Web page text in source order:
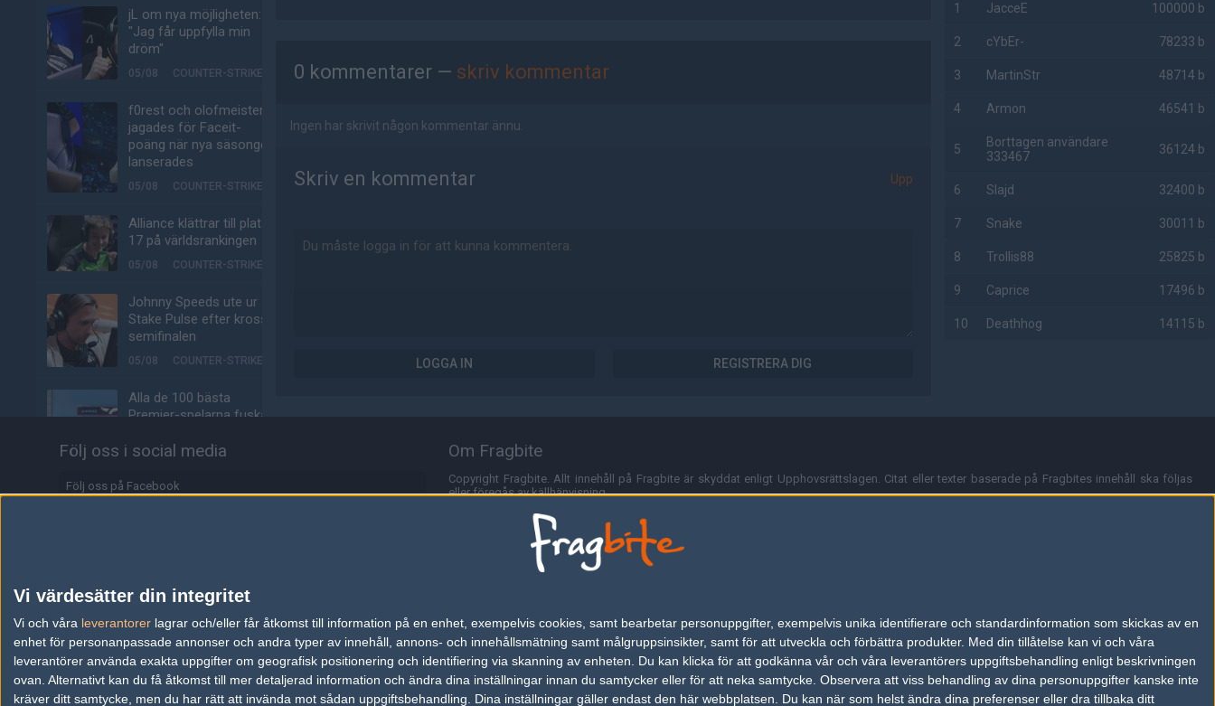
Vi värdesätter din integritet
Vi och våra leverantorer lagrar och/eller får åtkomst till information på en enhet, exempelvis cookies, samt bearbetar personuppgifter, exempelvis unika identifierare och standardinformation som skickas av en
enhet för personanpassade annonser och andra typer av innehåll, annons- och innehållsmätning samt målgruppsinsikter, samt för att utveckla och förbättra produkter. Med din tillåtelse kan vi och våra
leverantörer använda exakta uppgifter om geografisk positionering och identifiering via skanning av enheten. Du kan klicka för att godkänna vår och våra leverantörers uppgiftsbehandling enligt beskrivningen
ovan. Alternativt kan du få åtkomst till mer detaljerad information och ändra dina inställningar innan du samtycker eller för att neka samtycke. Observera att viss behandling av dina personuppgifter kanske inte
kräver ditt samtycke, men du har rätt att invända mot sådan uppgiftsbehandling. Dina inställningar gäller endast den här webbplatsen. Du kan när som helst ändra dina preferenser eller dra tillbaka ditt
jL om nya möjligheten:
"Jag får uppfylla min
dröm"
05/08 COUNTER-STRIKE
f0rest och olofmeister
jagades för Faceit-
poäng när nya säsongen
lanserades
05/08 COUNTER-STRIKE
Alliance klättrar till plats
17 på världsrankingen
05/08 COUNTER-STRIKE
Johnny Speeds ute ur
Stake Pulse efter kross i
semifinalen
05/08 COUNTER-STRIKE
Alla de 100 bästa
Premier-spelarna fuskar
05/08 COUNTER-STRIKE
Valves nya VR-
Tonåring släppte
skämtspel för 1 900 kr –
tjänade miljoner
04/08 ALLA SEKTIONER
Media: jL klar för Vitality
– hoppar in för nyblivna
0 kommentarer — skriv kommentar
Ingen har skrivit någon kommentar ännu.
Skriv en kommentar Upp
LOGGA IN REGISTRERA DIG
1 JacceE 100000 b
2 cYbEr- 78233 b
3 MartinStr 48714 b
4 Armon 46541 b
5
Borttagen användare
333467
36124 b
6 Slajd 32400 b
7 Snake 30011 b
8 Trollis88 25825 b
9 Caprice 17496 b
10 Deathhog 14115 b
Följ oss i social media
Följ oss på Facebook
Information
Annonsering
Copyright och Privacy Policy
Om Fragbite
Copyright Fragbite. Allt innehåll på Fragbite är skyddat enligt Upphovsrättslagen. Citat eller texter baserade på Fragbites innehåll ska följas
eller föregås av källhänvisning.
Alla åsikter uttryckta på Fragbite representerar varje enskild skribent och överensstämmer inte nödvändigtvis med Fragbites åsikter.
Programmering och design av Fredric Bohlin. För frågor rörande sajten kan du skicka iväg ett email till
Fragbite använder cookies för att spara användarspecifik information så som t.ex. användarnamn. Cookies sparas även när man deltar i
omröstningar och för att föra statistik. För att slippa cookies kan du stänga av cookies i din webbläsares inställningar eller välja att inte
besöka Fragbite. Den här textraden finns här på grund av lagen om elektronisk kommunikation som trädde i kraft 25 juli 2003.
Annonsering